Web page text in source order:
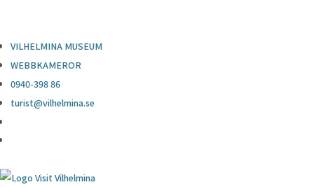
VILHELMINA MUSEUM
WEBBKAMEROR
0940-398 86
turist@vilhelmina.se